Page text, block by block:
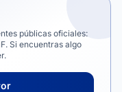
públicas oficiales:
Si encuentras algo